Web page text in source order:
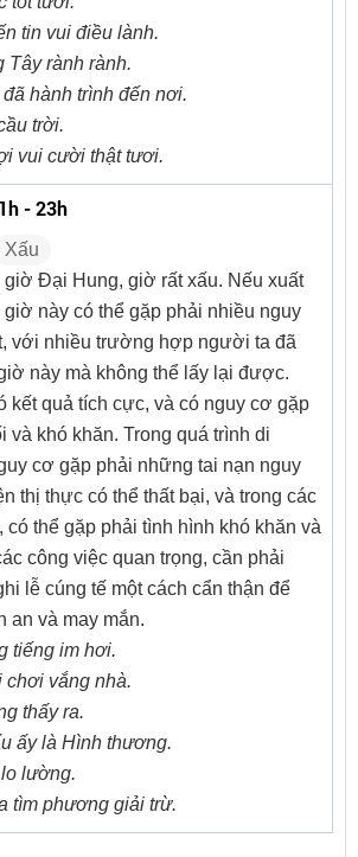
tin vui điều lành.
Tây rành rành.
hành trình đến nơi.
trời.
vui cười thật tươi.
- 23h
Xấu
Đại Hung, giờ rất xấu. Nếu xuất
giờ này có thể gặp phải nhiều nguy
với nhiều trường hợp người ta đã
này mà không thể lấy lại được.
kết quả tích cực, và có nguy cơ gặp
và khó khăn. Trong quá trình di
cơ gặp phải những tai nạn nguy
thị thực có thể thất bại, và trong các
có thể gặp phải tình hình khó khăn và
công việc quan trọng, cần phải
lễ cúng tế một cách cẩn thận để
an và may mắn.
tiếng im hơi.
chơi vắng nhà.
thấy ra.
ấy là Hình thương.
lường.
tìm phương giải trừ.